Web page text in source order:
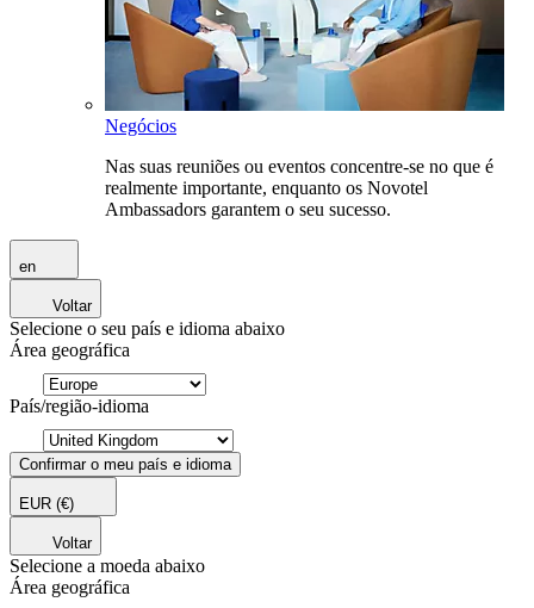
Negócios
Nas suas reuniões ou eventos concentre-se no que é
realmente importante, enquanto os Novotel
Ambassadors garantem o seu sucesso.
en
Voltar
Selecione o seu país e idioma abaixo
Área geográfica
País/região-idioma
Confirmar o meu país e idioma
EUR (€)
Voltar
Selecione a moeda abaixo
Área geográfica